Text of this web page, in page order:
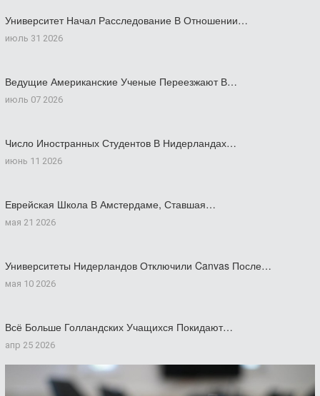
Университет Начал Расследование В Отношении…
июль 31 2026
Ведущие Американские Ученые Переезжают В…
июль 07 2026
Число Иностранных Студентов В Нидерландах…
июнь 11 2026
Еврейская Школа В Амстердаме, Ставшая…
мая 21 2026
Университеты Нидерландов Отключили Canvas После…
мая 10 2026
Всё Больше Голландских Учащихся Покидают…
апр 25 2026